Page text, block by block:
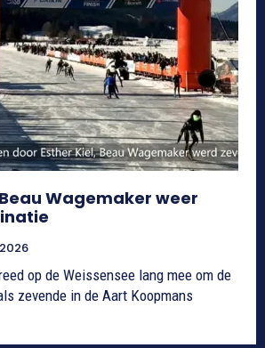
Wagemaker weer
op de Weissensee lang mee om de
zevende in de Aart Koopmans